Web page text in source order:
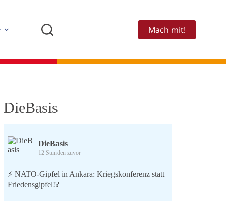
Mach mit!
DieBasis
DieBasis
12 Stunden zuvor
⚡️ NATO-Gipfel in Ankara: Kriegskonferenz statt
Friedensgipfel!?